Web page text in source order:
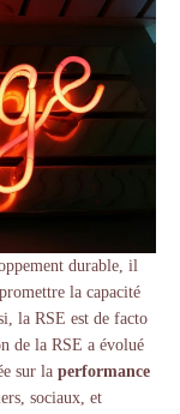
durable, il
la capacité
la RSE est de facto
de la RSE a évolué
sur la performance
sociaux, et